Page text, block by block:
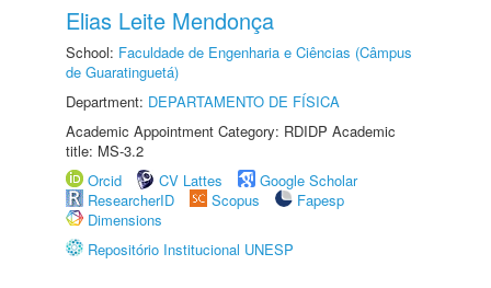
Elias Leite Mendonça
School: Faculdade de Engenharia e Ciências (Câmpus
de Guaratinguetá)
Department: DEPARTAMENTO DE FÍSICA
Academic Appointment Category: RDIDP Academic
title: MS-3.2
Orcid
CV Lattes
Google Scholar
ResearcherID
Scopus
Fapesp
Dimensions
Repositório Institucional UNESP